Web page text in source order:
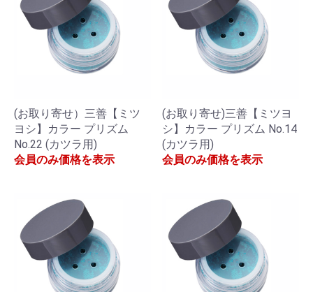
(お取り寄せ）三善【ミツ
ヨシ】カラー プリズム
No.22 (カツラ用)
会員のみ価格を表示
(お取り寄せ)三善【ミツヨ
シ】カラー プリズム No.14
(カツラ用)
会員のみ価格を表示